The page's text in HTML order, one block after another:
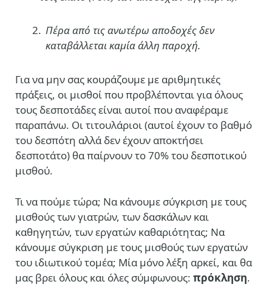
Πέρα από τις ανωτέρω αποδοχές δεν
καταβάλλεται καμία άλλη παροχή.
Για να μην σας κουράζουμε με αριθμητικές
πράξεις, οι μισθοί που προβλέπονται για όλους
τους δεσποτάδες είναι αυτοί που αναφέραμε
παραπάνω. Οι τιτουλάριοι (αυτοί έχουν το βαθμό
του δεσπότη αλλά δεν έχουν αποκτήσει
δεσποτάτο) θα παίρνουν το 70% του δεσποτικού
μισθού.
Τι να πούμε τώρα; Να κάνουμε σύγκριση με τους
μισθούς των γιατρών, των δασκάλων και
καθηγητών, των εργατών καθαριότητας; Nα
κάνουμε σύγκριση με τους μισθούς των εργατών
του ιδιωτικού τομέα; Μία μόνο λέξη αρκεί, και θα
μας βρει όλους και όλες σύμφωνους: πρόκληση.